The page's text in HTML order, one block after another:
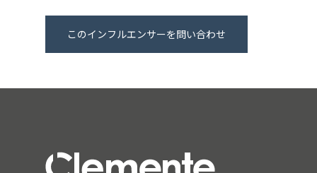
このインフルエンサーを問い合わせ